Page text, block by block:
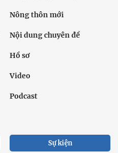
Nông thôn mới
Nội dung chuyên đề
Hồ sơ
Video
Podcast
Sự kiện